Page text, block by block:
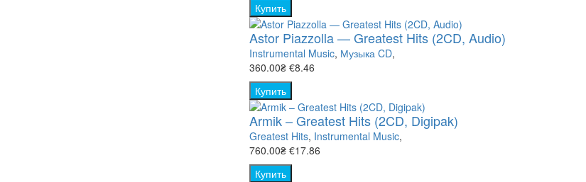
- ТВ-шоу (95)
Купить
Astor Piazzolla — Greatest Hits (2CD, Audio)
Instrumental Music, Музыка CD,
360.00₴ €8.46
Купить
Armik ‎– Greatest Hits (2CD, Digipak)
Greatest Hits, Instrumental Music,
760.00₴ €17.86
Купить